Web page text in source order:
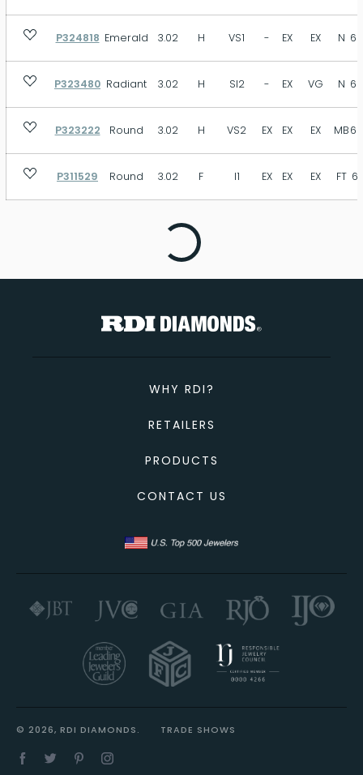
P324818 Emerald 3.02 H VS1 - EX EX N
P323480 Radiant 3.02 H SI2 - EX VG N
P323222 Round 3.02 H VS2 EX EX EX MB
P311529 Round 3.02 F I1 EX EX EX FT
WHY RDI?
RETAILERS
PRODUCTS
CONTACT US
© 2026, RDI DIAMONDS. TRADE SHOWS